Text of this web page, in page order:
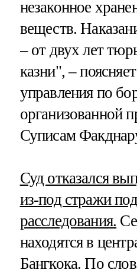
незаконное
веществ.
– от двух лет
казни", –
управления по
организованной
Суписам
Суд отказался
из-под стражи
расследования.
находятся в
Бангкока. По